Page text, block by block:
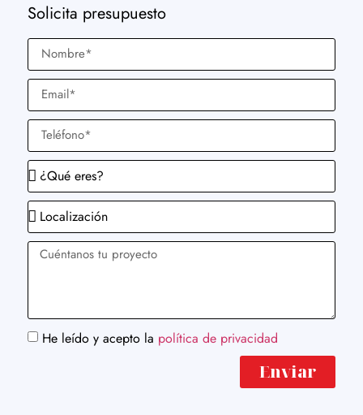
Solicita presupuesto
He leído y acepto la política de privacidad
Enviar